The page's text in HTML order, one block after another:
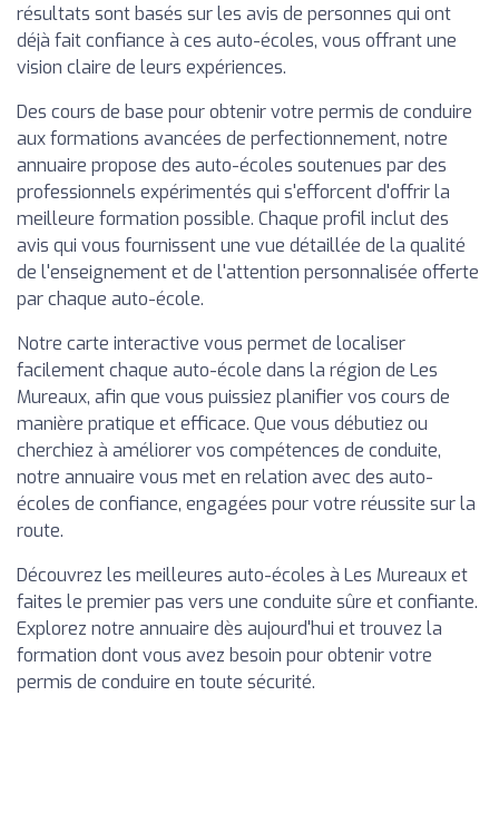
résultats sont basés sur les avis de personnes qui ont
déjà fait confiance à ces auto-écoles, vous offrant une
vision claire de leurs expériences.
Des cours de base pour obtenir votre permis de conduire
aux formations avancées de perfectionnement, notre
annuaire propose des auto-écoles soutenues par des
professionnels expérimentés qui s'efforcent d'offrir la
meilleure formation possible. Chaque profil inclut des
avis qui vous fournissent une vue détaillée de la qualité
de l'enseignement et de l'attention personnalisée offerte
par chaque auto-école.
Notre carte interactive vous permet de localiser
facilement chaque auto-école dans la région de Les
Mureaux, afin que vous puissiez planifier vos cours de
manière pratique et efficace. Que vous débutiez ou
cherchiez à améliorer vos compétences de conduite,
notre annuaire vous met en relation avec des auto-
écoles de confiance, engagées pour votre réussite sur la
route.
Découvrez les meilleures auto-écoles à Les Mureaux et
faites le premier pas vers une conduite sûre et confiante.
Explorez notre annuaire dès aujourd'hui et trouvez la
formation dont vous avez besoin pour obtenir votre
permis de conduire en toute sécurité.